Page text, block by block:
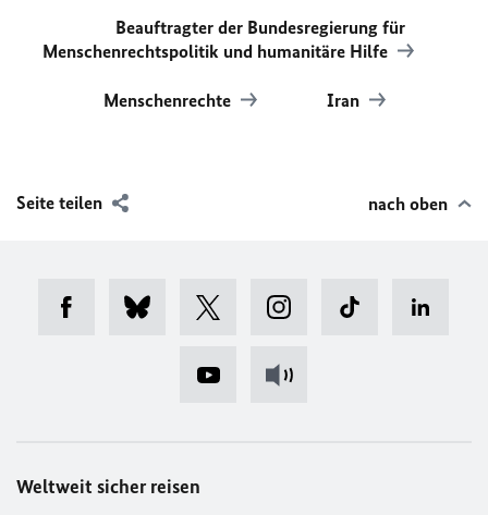
Beauftragter der Bundesregierung für
Menschenrechtspolitik und humanitäre Hilfe
Menschenrechte Iran
Seite teilen nach oben
Weltweit sicher reisen